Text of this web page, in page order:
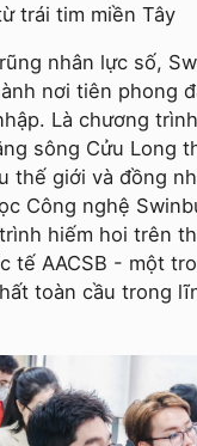
trái tim miền Tây
nhân lực số,
nơi tiên phong
Là chương
sông Cửu Long
thế giới và đồng
Công nghệ
hiếm hoi trên
tế AACSB - một
toàn cầu trong